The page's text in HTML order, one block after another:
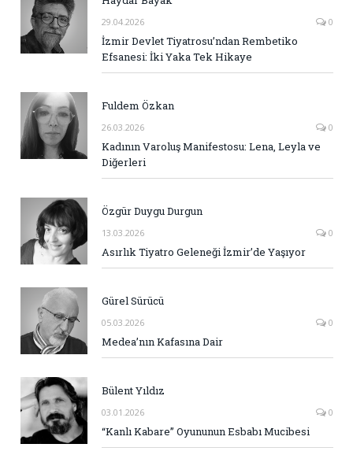
29.04.2026 0
İzmir Devlet Tiyatrosu’ndan Rembetiko
Efsanesi: İki Yaka Tek Hikaye
Fuldem Özkan
26.03.2026 0
Kadının Varoluş Manifestosu: Lena, Leyla ve
Diğerleri
Özgür Duygu Durgun
13.03.2026 0
Asırlık Tiyatro Geleneği İzmir’de Yaşıyor
Gürel Sürücü
05.03.2026 0
Medea’nın Kafasına Dair
Bülent Yıldız
03.01.2026 0
“Kanlı Kabare” Oyununun Esbabı Mucibesi